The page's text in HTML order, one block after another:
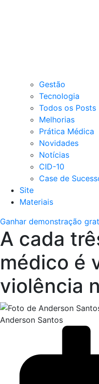
Gestão
Tecnologia
Todos os Posts
Melhorias
Prática Médica
Novidades
Notícias
CID-10
Case de
Site
Materiais
Ganhar demonstração
A cada
médico é
violência
Anderson Santos